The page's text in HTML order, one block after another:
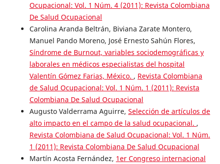
Ocupacional: Vol. 1 Núm. 4 (2011): Revista Colombiana
De Salud Ocupacional
Carolina Aranda Beltrán, Biviana Zarate Montero,
Manuel Pando Moreno, José Ernesto Sahún Flores,
Síndrome de Burnout, variables sociodemográficas y
laborales en médicos especialistas del hospital
Valentín Gómez Farias, México. , Revista Colombiana
de Salud Ocupacional: Vol. 1 Núm. 1 (2011): Revista
Colombiana De Salud Ocupacional
Augusto Valderrama Aguirre, Selección de artículos de
alto impacto en el campo de la salud ocupacional. ,
Revista Colombiana de Salud Ocupacional: Vol. 1 Núm.
1 (2011): Revista Colombiana De Salud Ocupacional
Martín Acosta Fernández, 1er Congreso internacional